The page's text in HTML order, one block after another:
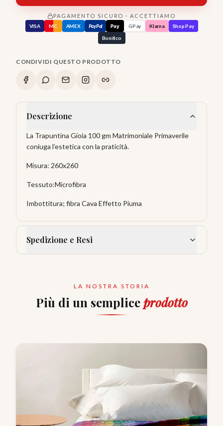
PAGAMENTO SICURO · ACCETTIAMO
VISA MC AMEX PayPal Pay GPay Klarna
Shop Pay
Bonifico
CONDIVIDI QUESTO PRODOTTO
Descrizione
La Trapuntina Gioia 100 gm Matrimoniale Primaverile
coniuga l’estetica con la praticità.
Misura: 260x260
Tessuto:Microfibra
Imbottitura; fibra Cava Effetto Piuma
Spedizione e Resi
LA NOSTRA STORIA
Più di un sempliceprodotto